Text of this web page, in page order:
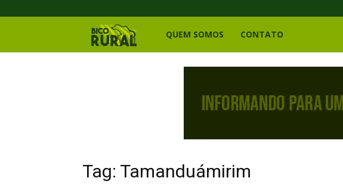
Bico
QUEM SOMOS CONTATO
Tag: Tamanduámirim